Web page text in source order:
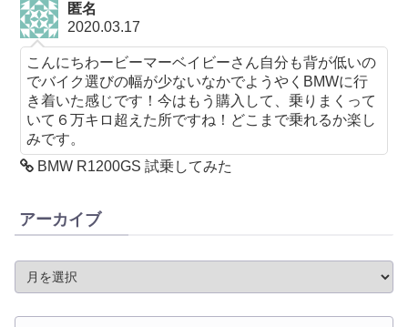
匿名
2020.03.17
こんにちわービーマーベイビーさん自分も背が低いの
でバイク選びの幅が少ないなかでようやくBMWに行
き着いた感じです！今はもう購入して、乗りまくって
いて６万キロ超えた所ですね！どこまで乗れるか楽し
みです。
BMW R1200GS 試乗してみた
アーカイブ